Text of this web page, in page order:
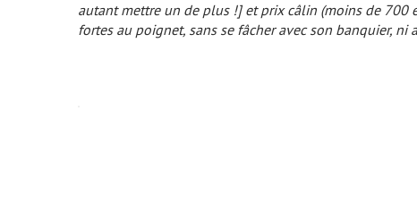
autant mettre un de plus !]et prix câlin (moins de 700
fortes au poignet, sans se fâcher avec son banquier, ni